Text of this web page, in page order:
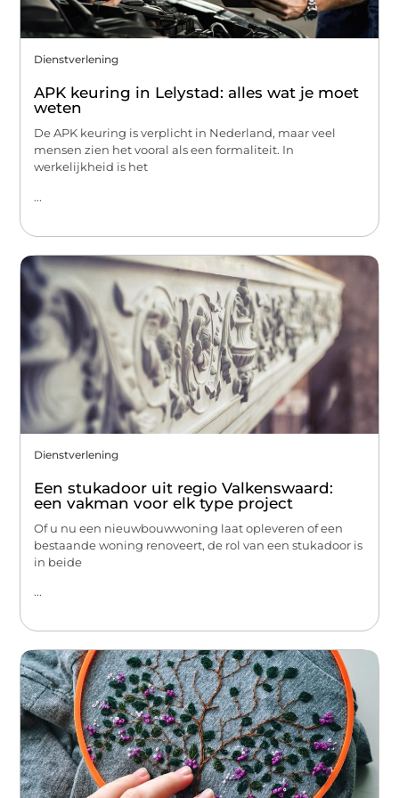
Dienstverlening
APK keuring in Lelystad: alles wat je moet
weten
De APK keuring is verplicht in Nederland, maar veel
mensen zien het vooral als een formaliteit. In
werkelijkheid is het
...
Dienstverlening
Een stukadoor uit regio Valkenswaard:
een vakman voor elk type project
Of u nu een nieuwbouwwoning laat opleveren of een
bestaande woning renoveert, de rol van een stukadoor is
in beide
...